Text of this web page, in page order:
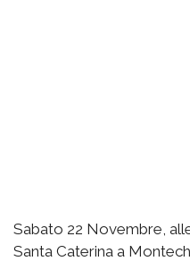
Sabato 22 Novembre,
Santa Caterina a